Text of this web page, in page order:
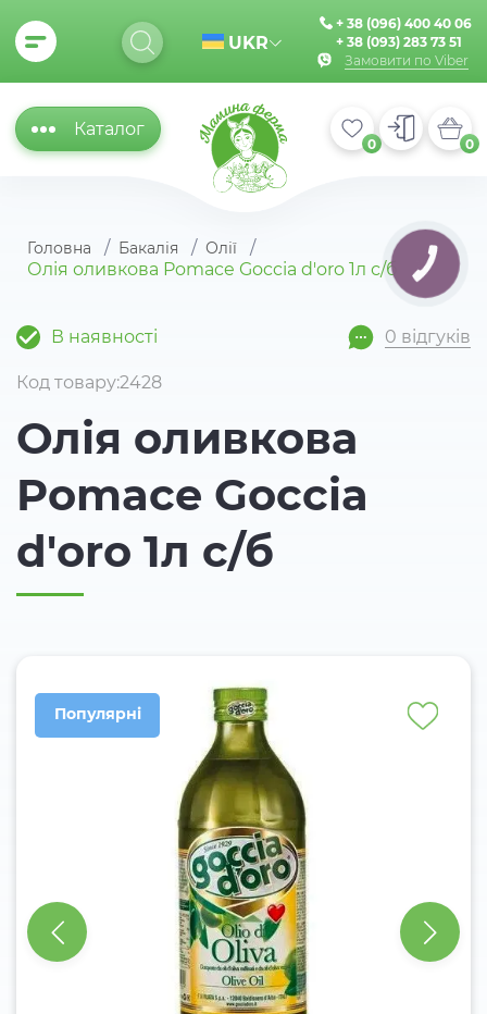
UKR
+ 38 (096) 400 40 06
+ 38 (093) 283 73 51
Замовити по Viber
Каталог
0 0
Головна Бакалія Олії
Олія оливкова Pomace Goccia d'oro 1л с/б
Код товару:2428
Олія оливкова
Pomace Goccia
d'oro 1л с/б
В наявності 0 відгуків
Популярні
КНОПКА
ЗВ'ЯЗКУ